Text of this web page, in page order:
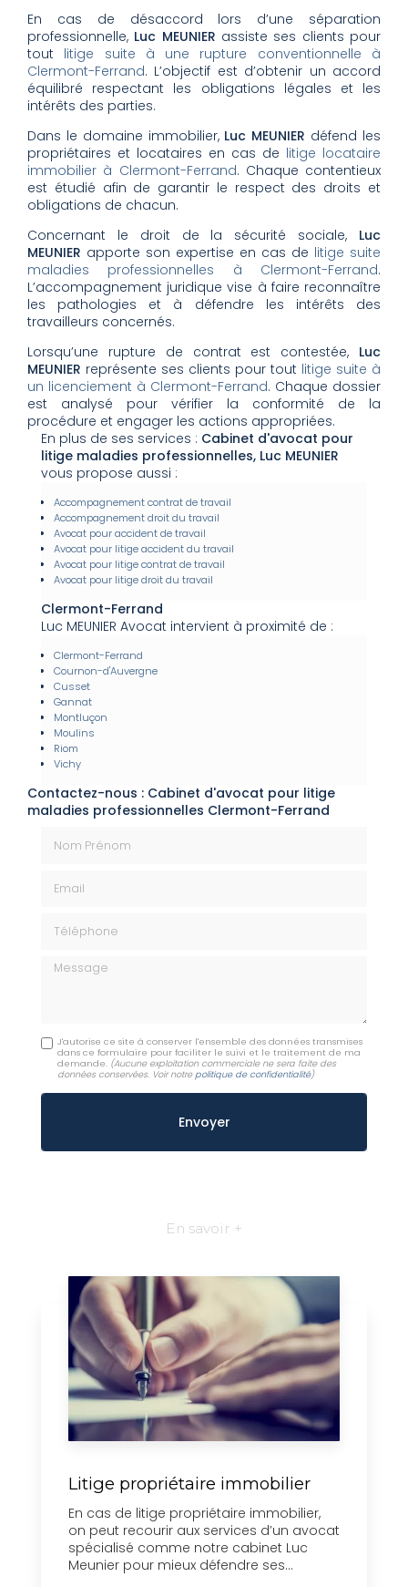
En cas de désaccord lors d’une séparation
professionnelle, Luc MEUNIER assiste ses clients pour
tout litige suite à une rupture conventionnelle à
Clermont-Ferrand. L’objectif est d’obtenir un accord
équilibré respectant les obligations légales et les
intérêts des parties.
Dans le domaine immobilier, Luc MEUNIER défend les
propriétaires et locataires en cas de litige locataire
immobilier à Clermont-Ferrand. Chaque contentieux
est étudié afin de garantir le respect des droits et
obligations de chacun.
Concernant le droit de la sécurité sociale, Luc
MEUNIER apporte son expertise en cas de litige suite
maladies professionnelles à Clermont-Ferrand.
L’accompagnement juridique vise à faire reconnaître
les pathologies et à défendre les intérêts des
travailleurs concernés.
Lorsqu’une rupture de contrat est contestée, Luc
MEUNIER représente ses clients pour tout litige suite à
un licenciement à Clermont-Ferrand. Chaque dossier
est analysé pour vérifier la conformité de la
procédure et engager les actions appropriées.
En plus de ses services : Cabinet d'avocat pour
litige maladies professionnelles, Luc MEUNIER
vous propose aussi :
Accompagnement contrat de travail
Accompagnement droit du travail
Avocat pour accident de travail
Avocat pour litige accident du travail
Avocat pour litige contrat de travail
Avocat pour litige droit du travail
Clermont-Ferrand
Luc MEUNIER Avocat intervient à proximité de :
Clermont-Ferrand
Cournon-d'Auvergne
Cusset
Gannat
Montluçon
Moulins
Riom
Vichy
Contactez-nous : Cabinet d'avocat pour litige
maladies professionnelles Clermont-Ferrand
Message
J'autorise ce site à conserver l'ensemble des données transmises
dans ce formulaire pour faciliter le suivi et le traitement de ma
demande. (Aucune exploitation commerciale ne sera faite des
données conservées. Voir notre politique de confidentialité)
En savoir +
Litige propriétaire immobilier
En cas de litige propriétaire immobilier,
on peut recourir aux services d’un avocat
spécialisé comme notre cabinet Luc
Meunier pour mieux défendre ses...